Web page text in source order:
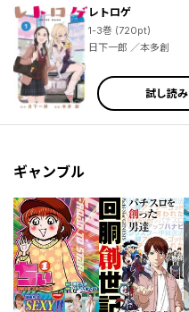
小野大輔 ／近藤孝行 ／松葉サトル ／Ｓｏｕｎｄ Ｈｏｒｉｚｏｎ ／ゆづか正成 ／ＯＮＥ ／ｂｏｓｅ ／山田ヒツジ ／武本糸会 ／冬葉つがる ／友麻碧 ／泉乃せん ／Ｌａｒｕｈａ ／柚子れもん ／かじか航 ／春の日びより ／緒崎カホ ／山いも三太郎 ／やしろ学 ／ＡＴＬＵＳ ／梶島正樹 ／仲里はるな ／日下一郎 ／小雨大豆 ／武井１０日 ／凪庵 ／ＣＵＴＥＧ ／青柳碧人 ／モトエ恵介 ／吉富昭仁 ／上橋菜穂子 ／杉井光 ／ＹＵＩ ／ぽんかん８ ／尾玉なみえ ／ジコウリュウ ／福田泰宏 ／SNK ／明地雫 ／田中ほさな ／関根光太郎
レトロゲ
1-3巻 (720pt)
日下一郎 ／本多創
試し読み
ギャンブル